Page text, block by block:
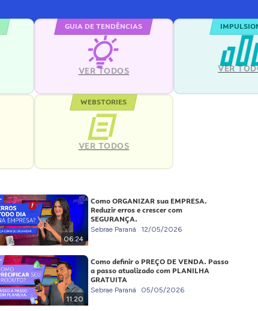
GUIA DE TENDÊNCIAS
VER TODOS VER
WEBSTORIES
VER TODOS
06:24
Como ORGANIZAR sua EMPRESA.
Reduzir erros e crescer com
SEGURANÇA.
Sebrae Paraná 12/05/2026
11:20
Como definir o PREÇO DE VENDA. Passo
a passo atualizado com PLANILHA
GRATUITA
Sebrae Paraná 05/05/2026